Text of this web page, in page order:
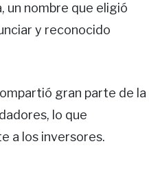
un nombre que eligió
y reconocido
gran parte de la
lo que
a los inversores.